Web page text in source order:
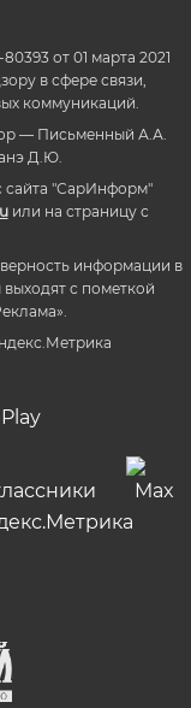
от 01 марта 2021
в сфере связи,
коммуникаций.
— Письменный А.А.
Д.Ю.
сайта "СарИнформ"
или на страницу с
информации в
с пометкой